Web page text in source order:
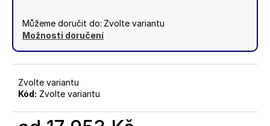
Můžeme doručit do: Zvolte variantu
Možnosti doručení
Zvolte variantu
Kód: Zvolte variantu